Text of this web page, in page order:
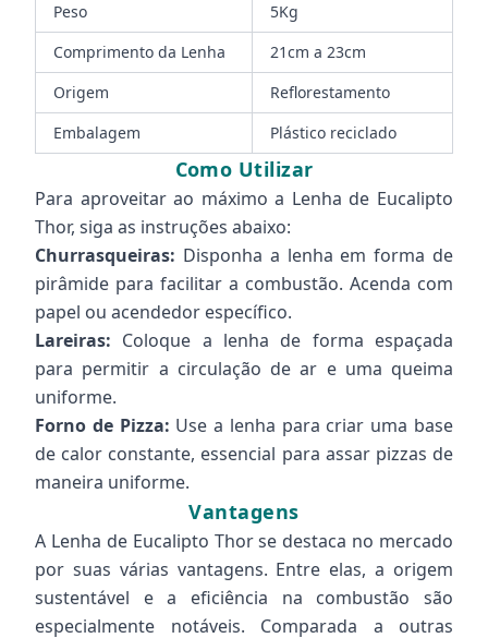
Peso
5Kg
Comprimento da Lenha
21cm a 23cm
Origem
Reflorestamento
Embalagem
Plástico reciclado
Como Utilizar
Para aproveitar ao máximo a Lenha de Eucalipto
Thor, siga as instruções abaixo:
Churrasqueiras: Disponha a lenha em forma de
pirâmide para facilitar a combustão. Acenda com
papel ou acendedor específico.
Lareiras: Coloque a lenha de forma espaçada
para permitir a circulação de ar e uma queima
uniforme.
Forno de Pizza: Use a lenha para criar uma base
de calor constante, essencial para assar pizzas de
maneira uniforme.
Vantagens
A Lenha de Eucalipto Thor se destaca no mercado
por suas várias vantagens. Entre elas, a origem
sustentável e a eficiência na combustão são
especialmente notáveis. Comparada a outras